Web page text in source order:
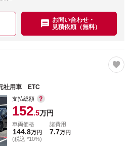
お問い合わせ・
見積依頼（無料）
社用車 ETC
支払総額
152.5万円
車両価格
144.8万円
(税込 *10%)
諸費用
7.7万円